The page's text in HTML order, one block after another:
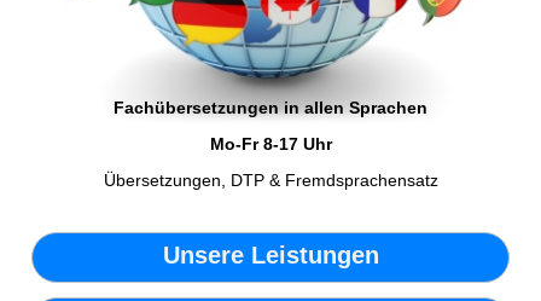
Fachübersetzungen in allen Sprachen
Mo-Fr 8-17 Uhr
Übersetzungen, DTP & Fremdsprachensatz
Unsere Leistungen